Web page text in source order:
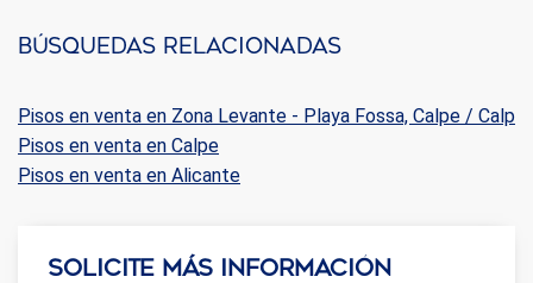
Búsquedas relacionadas
Pisos en venta en Zona Levante - Playa Fossa, Calpe / Calp
Pisos en venta en Calpe
Pisos en venta en Alicante
Solicite más información